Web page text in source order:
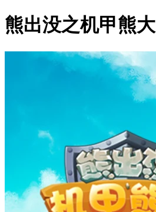
熊出没之机甲熊大